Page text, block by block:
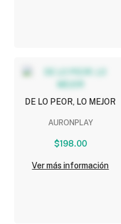
DE LO PEOR, LO MEJOR
AURONPLAY
$198.00
Ver más información